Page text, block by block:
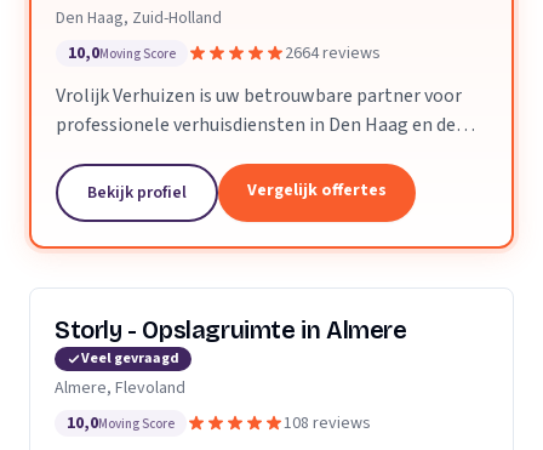
Den Haag, Zuid-Holland
10,0Moving Score 2664 reviews
Vrolijk Verhuizen is uw betrouwbare partner voor
professionele verhuisdiensten in Den Haag en de
ervaring en een toegewijd team zorgen wij ervoor
dat uw verhuizing soepel en zorgeloos verloopt.
Bekijk profiel Vergelijk offertes
Storly - Opslagruimte in Almere
Veel gevraagd
Almere, Flevoland
10,0Moving Score 108 reviews